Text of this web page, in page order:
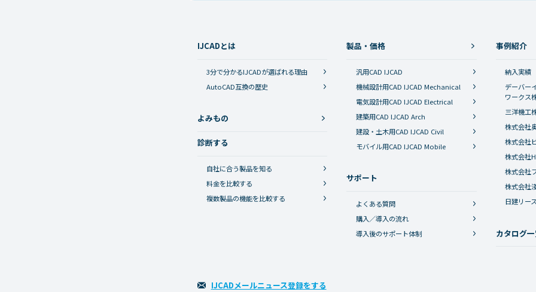
IJCADとは
3分で分かるIJCADが選ばれる理由
AutoCAD互換の歴史
よみもの
診断する
自社に合う製品を知る
料金を比較する
複数製品の機能を比較する
製品・価格
汎用CAD IJCAD
機械設計用CAD IJCAD Mechanical
電気設計用CAD IJCAD Electrical
建築用CAD IJCAD Arch
建設・土木用CAD IJCAD Civil
モバイル用CAD IJCAD Mobile
サポート
よくある質問
購入／導入の流れ
導入後のサポート体制
事例紹介
納入実績
デーバー
ワークス
三洋機工
株式会社
株式会社
株式会社
株式会社
株式会社
日建リー
カタログ
IJCADメールニュース登録をする